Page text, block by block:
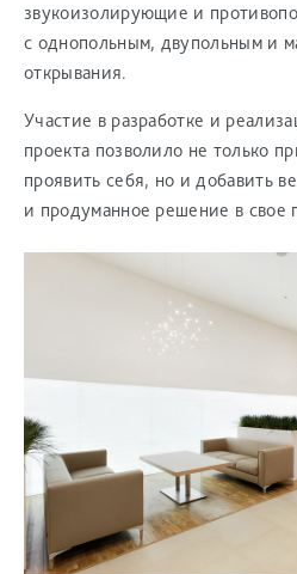
звукоизолирующие и
с однопольным, двупольным и
открывания.
Участие в разработке и
проекта позволило не только
проявить себя, но и добавить
и продуманное решение в свое